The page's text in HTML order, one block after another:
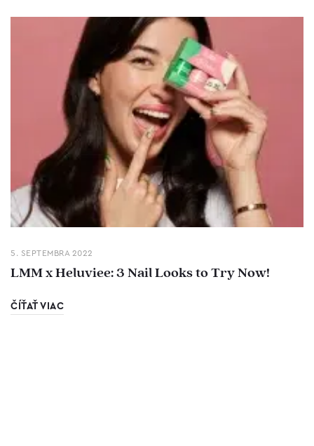
5. SEPTEMBRA 2022
LMM x Heluviee: 3 Nail Looks to Try Now!
ČÍŤAŤ VIAC